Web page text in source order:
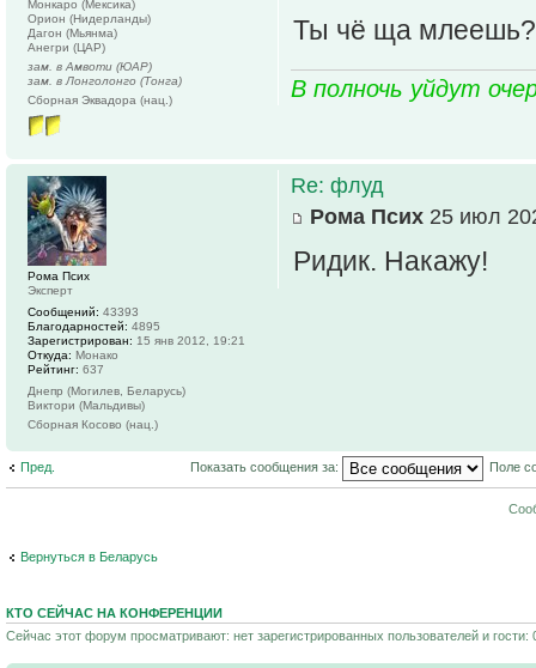
Ты чё ща млеешь?
В полночь уйдут
Монкаро (Мексика)
Орион (Нидерланды)
Дагон (Мьянма)
Анегри (ЦАР)
зам. в Амвоти (ЮАР)
зам. в Лонголонго (Тонга)
Сборная Эквадора (нац.)
Re: флуд
Рома Псих 25 июл
Ридик. Накажу!
Рома Псих
Эксперт
Сообщений: 43393
Благодарностей: 4895
Зарегистрирован: 15 янв 2012, 19:21
Откуда: Монако
Рейтинг: 637
Днепр (Могилев, Беларусь)
Виктори (Мальдивы)
Сборная Косово (нац.)
Пред. Показать сообщения за: Поле
Вернуться в Беларусь
КТО СЕЙЧАС НА КОНФЕРЕНЦИИ
Сейчас этот форум просматривают: нет зарегистрированных пользователей и гости: